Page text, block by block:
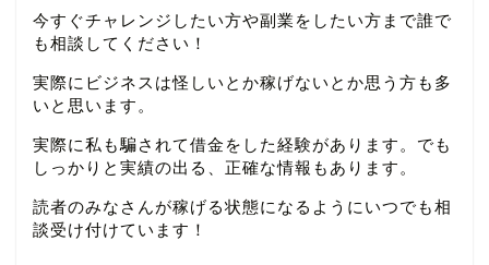
今すぐチャレンジしたい方や副業をしたい方まで誰で
も相談してください！
実際にビジネスは怪しいとか稼げないとか思う方も多
いと思います。
実際に私も騙されて借金をした経験があります。でも
しっかりと実績の出る、正確な情報もあります。
読者のみなさんが稼げる状態になるようにいつでも相
談受け付けています！